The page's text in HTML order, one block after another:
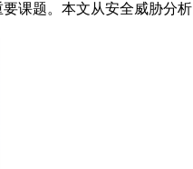
课题。本文从安全威胁分